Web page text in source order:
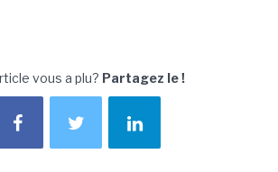
vous a plu? Partagez le !